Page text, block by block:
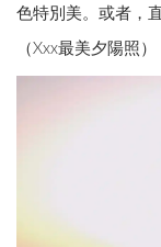
色特別美。或者，
（Xxx最美夕陽照）